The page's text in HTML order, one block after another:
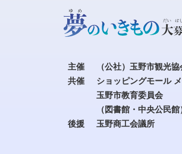
主催
（公社）玉野市観光協
共催
ショッピングモール
玉野市教育委員会
（図書館・中央公民館
後援
玉野商工会議所